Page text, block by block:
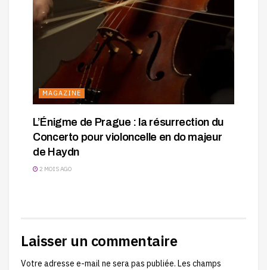
MAGAZINE
L’Énigme de Prague : la résurrection du
Concerto pour violoncelle en do majeur
de Haydn
2 MOIS AGO
Laisser un commentaire
Votre adresse e-mail ne sera pas publiée. Les champs